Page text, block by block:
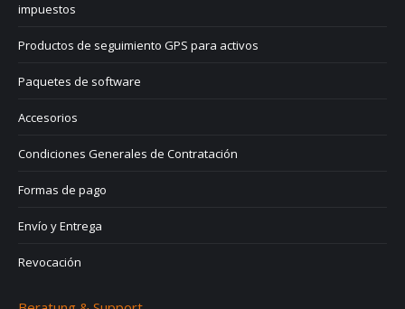
impuestos
Productos de seguimiento GPS para activos
Paquetes de software
Accesorios
Condiciones Generales de Contratación
Formas de pago
Envío y Entrega
Revocación